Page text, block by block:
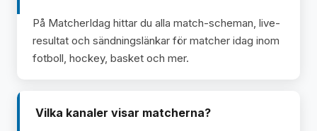
På MatcherIdag hittar du alla match-scheman, live-
resultat och sändningslänkar för matcher idag inom
fotboll, hockey, basket och mer.
Vilka kanaler visar matcherna?